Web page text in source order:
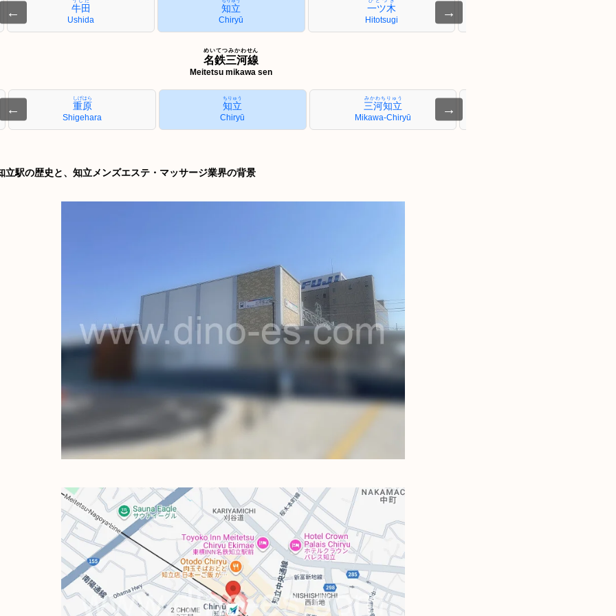
← 牛田
Ushida
知立
Chiryū
一ツ木
Hitotsugi
→
名鉄三河線
めいてつみかわせん
Meitetsu mikawa sen
← 重原
しげはら
Shigehara
知立
ちりゅう
Chiryū
三河知立
みかわちりゅう
Mikawa-Chiryū
→
立駅の歴史と、知立メンズエステ・マッサージ業界の背景